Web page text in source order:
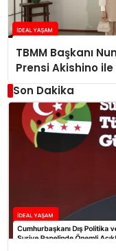
TBMM Başkanı
Prensi Akishino
Son Dakika